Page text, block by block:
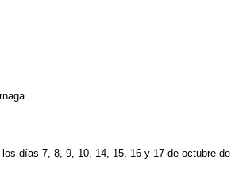
días 7, 8, 9, 10, 14, 15, 16 y 17 de octubre